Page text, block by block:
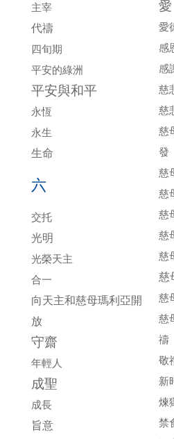
主宰
代禱
四旬期
平安的綠洲
平安與和平
永恆
永生
生命
六
交托
光明
光榮天主
合一
向天主和慈母瑪利亞開
放
守齋
年輕人
成聖
成長
旨意
愛
愛
感
感
慈
慈
慈
發
慈
慈
慈
慈
慈
慈
慈
慈
禱
敬
新
煉
禁